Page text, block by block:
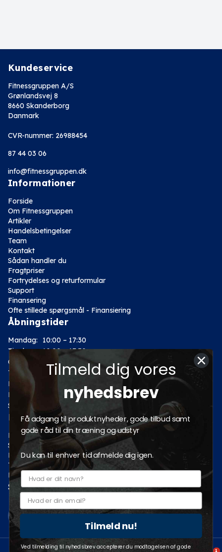
Kundeservice
Fitnessgruppen A/S
Grønlandsvej 8
8660 Skanderborg
Danmark
CVR-nummer: 26988454
87 44 03 06
info@fitnessgruppen.dk
Informationer
Forside
Om Fitnessgruppen
Artikler
Handelsbetingelser
Team
Kontakt
Sådan handler du
Fragtpriser
Fortrydelses og returformular
Support
Finansering
Ofte stillede spørgsmål - Finansiering
Åbningstider
Mandag:
10:00 – 17:30
Tirsdag: 10:00 – 17:30
Onsdag:
10:00 – 17:30
Torsdag:
10:00 – 17:30
Fredag:
Lørdag:
10:00 – 14:00
Søndag: Lukket
Kategorier
Motion
Styrketræning
Fitness
Tilbud
Pro fitnessudstyr
Sociale medier
1
Tilmeld dig vores
nyhedsbrev
Få adgang til produktnyheder, gode tilbud samt
gode råd til din træning og udstyr
Du kan til enhver tid afmelde dig igen.
Tilmeld nu!
Ved tilmelding til nyhedsbrev accepterer du modtagelsen af gode